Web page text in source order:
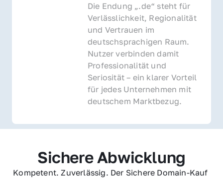
Die Endung „.de“ steht für
Verlässlichkeit, Regionalität
und Vertrauen im
deutschsprachigen Raum.
Nutzer verbinden damit
Professionalität und
Seriosität – ein klarer Vorteil
für jedes Unternehmen mit
deutschem Marktbezug.
Sichere Abwicklung
Kompetent. Zuverlässig. Der Sichere Domain-Kauf